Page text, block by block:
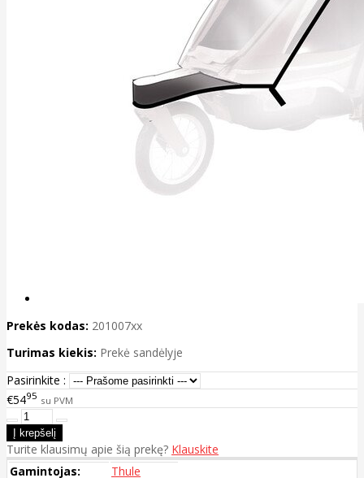
Prekės kodas: 201007xx
Turimas kiekis: Prekė sandėlyje
Pasirinkite :
€5495 su PVM
Turite klausimų apie šią prekę? Klauskite
Gamintojas:
Thule